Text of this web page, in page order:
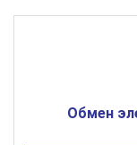
Обмен